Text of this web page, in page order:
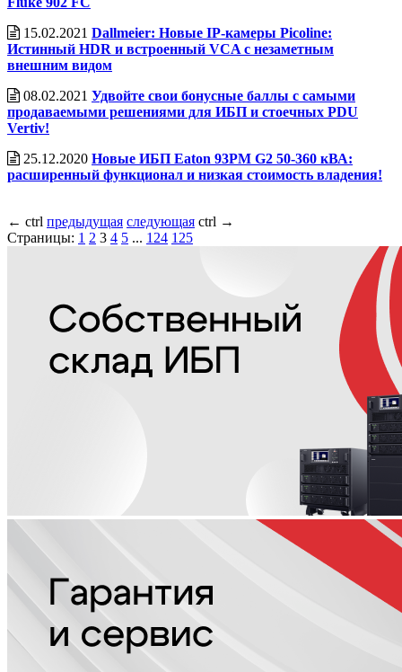
15.02.2021 Dallmeier: Новые IP-камеры Picoline:
Истинный HDR и встроенный VCA с незаметным
внешним видом
08.02.2021 Удвойте свои бонусные баллы с самыми
продаваемыми решениями для ИБП и стоечных PDU
Vertiv!
25.12.2020 Новые ИБП Eaton 93PM G2 50-360 кВА:
расширенный функционал и низкая стоимость владения!
← ctrl предыдущая следующая ctrl →
Страницы: 1 2 3 4 5 ... 124 125